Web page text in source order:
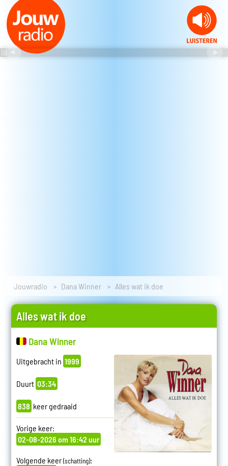
Jouwradio Dana Winner Alles wat ik doe
Alles wat ik doe
Dana Winner
Uitgebracht in 1999
Duurt 03:34
838 keer gedraaid
Vorige keer:
02-08-2026 om 16:42 uur
Volgende keer(schatting):